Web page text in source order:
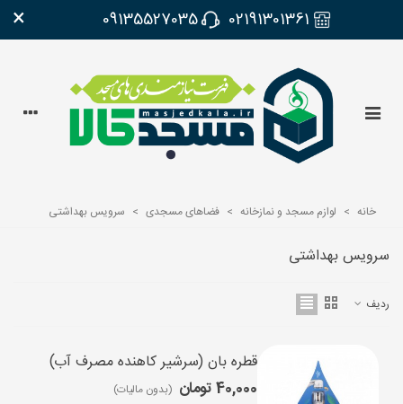
02191301361
09135527035
×
خانه > لوازم مسجد و نمازخانه > فضاهای مسجدی > سرویس بهداشتی
سرویس بهداشتی
ردیف
قطره بان (سرشیر کاهنده مصرف آب)
40,000 تومان
(بدون مالیات)